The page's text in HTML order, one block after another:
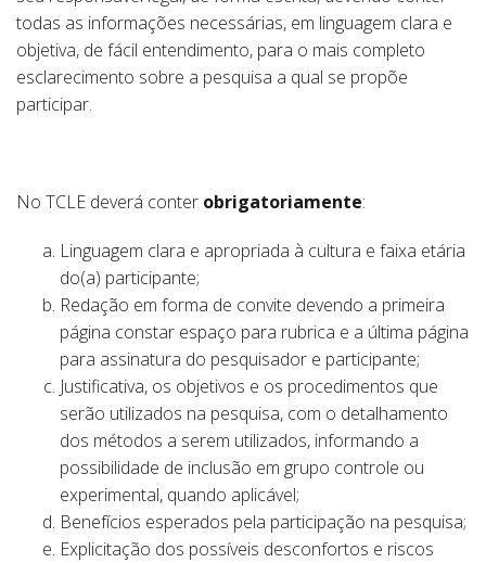
todas as informações necessárias, em linguagem clara e
objetiva, de fácil entendimento, para o mais completo
esclarecimento sobre a pesquisa a qual se propõe
participar.
No TCLE deverá conter obrigatoriamente:
Linguagem clara e apropriada à cultura e faixa etária
do(a) participante;
Redação em forma de convite devendo a primeira
página constar espaço para rubrica e a última página
para assinatura do pesquisador e participante;
Justificativa, os objetivos e os procedimentos que
serão utilizados na pesquisa, com o detalhamento
dos métodos a serem utilizados, informando a
possibilidade de inclusão em grupo controle ou
experimental, quando aplicável;
Benefícios esperados pela participação na pesquisa;
Explicitação dos possíveis desconfortos e riscos